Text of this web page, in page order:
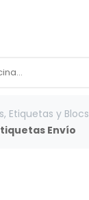
Etiquetas y Blocs
Envío